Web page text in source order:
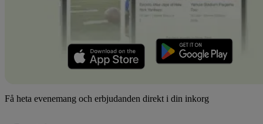
Få heta evenemang och erbjudanden direkt i din inkorg